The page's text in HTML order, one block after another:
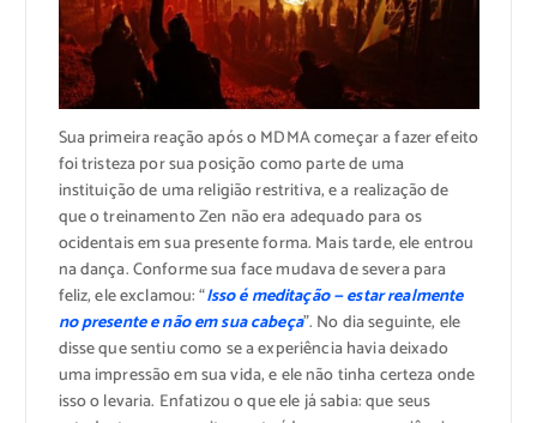
Sua primeira reação após o MDMA começar a fazer efeito
foi tristeza por sua posição como parte de uma
instituição de uma religião restritiva, e a realização de
que o treinamento Zen não era adequado para os
ocidentais em sua presente forma. Mais tarde, ele entrou
na dança. Conforme sua face mudava de severa para
feliz, ele exclamou: “Isso é meditação — estar realmente
no presente e não em sua cabeça”. No dia seguinte, ele
disse que sentiu como se a experiência havia deixado
uma impressão em sua vida, e ele não tinha certeza onde
isso o levaria. Enfatizou o que ele já sabia: que seus